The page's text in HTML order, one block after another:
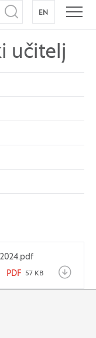
Odpri iskalnik
EN NA
učitelj
PDF 57 KB